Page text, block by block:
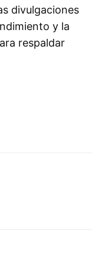
divulgaciones
y la
respaldar